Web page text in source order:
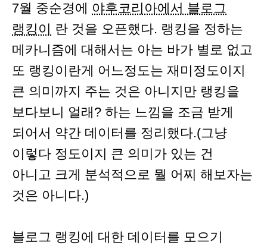
7월 중순경에 야후코리아에서 블로그
랭킹이 란 것을 오픈했다. 랭킹을 정하는
메카니즘에 대해서는 아는 바가 별로 없고
또 랭킹이란게 어느정도는 재미정도이지
큰 의미까지 주는 것은 아니지만 랭킹을
보다보니 얼래? 하는 느낌을 조금 받게
되어서 약간 데이터를 정리했다.(그냥
이렇다 정도이지 큰 의미가 있는 건
아니고 크게 분석적으로 뭘 어찌 해보자는
것은 아니다.)
블로그 랭킹에 대한 데이터를 모으기